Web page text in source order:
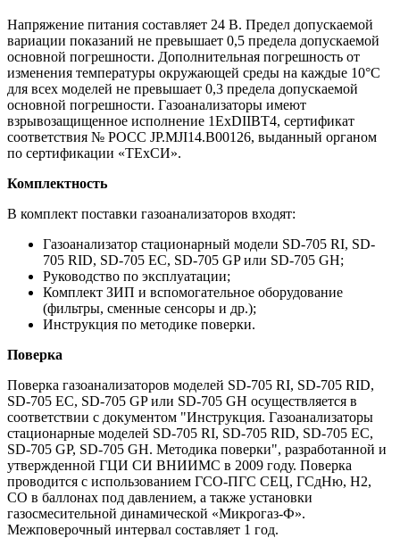
Напряжение питания составляет 24 В. Предел допускаемой
вариации показаний не превышает 0,5 предела допускаемой
основной погрешности. Дополнительная погрешность от
изменения температуры окружающей среды на каждые 10°С
для всех моделей не превышает 0,3 предела допускаемой
основной погрешности. Газоанализаторы имеют
взрывозащищенное исполнение 1ExDIIBT4, сертификат
соответствия № РОСС JP.MJI14.B00126, выданный органом
по сертификации «ТЕхСИ».
Комплектность
В комплект поставки газоанализаторов входят:
Газоанализатор стационарный модели SD-705 RI, SD-
705 RID, SD-705 EC, SD-705 GP или SD-705 GH;
Руководство по эксплуатации;
Комплект ЗИП и вспомогательное оборудование
(фильтры, сменные сенсоры и др.);
Инструкция по методике поверки.
Поверка
Поверка газоанализаторов моделей SD-705 RI, SD-705 RID,
SD-705 EC, SD-705 GP или SD-705 GH осуществляется в
соответствии с документом "Инструкция. Газоанализаторы
стационарные моделей SD-705 RI, SD-705 RID, SD-705 EC,
SD-705 GP, SD-705 GH. Методика поверки", разработанной и
утвержденной ГЦИ СИ ВНИИМС в 2009 году. Поверка
проводится с использованием ГСО-ПГС СЕЦ, ГСдНю, Н2,
СО в баллонах под давлением, а также установки
газосмесительной динамической «Микрогаз-Ф».
Межповерочный интервал составляет 1 год.